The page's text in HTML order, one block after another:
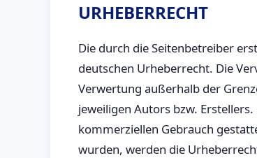
URHEBERRECHT
Die durch die Seitenbetreiber
deutschen Urheberrecht. Die
Verwertung außerhalb der
jeweiligen Autors bzw.
kommerziellen Gebrauch
wurden, werden die